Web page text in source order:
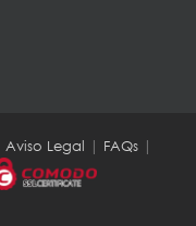
Aviso Legal | FAQs |